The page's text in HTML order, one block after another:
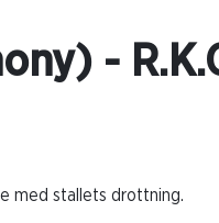
-
med stallets drottning.